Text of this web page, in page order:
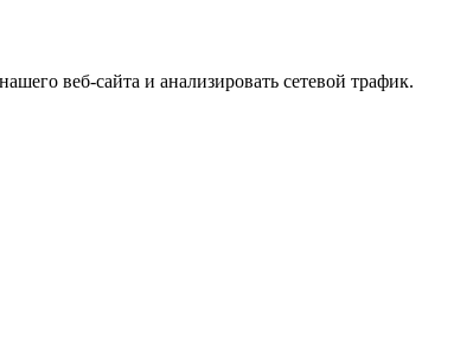
веб-сайта и анализировать сетевой трафик.